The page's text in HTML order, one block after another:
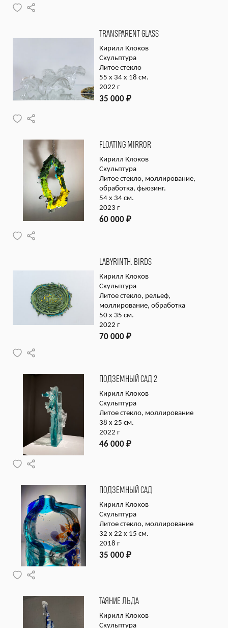
TRANSPARENT GLASS
Кирилл Клоков
Скульптура
Литое стекло
55 x 34 x 18 см.
2022 г
35 000 ₽
FLOATING MIRROR
Кирилл Клоков
Скульптура
Литое стекло, моллирование,
обработка, фьюзинг.
54 x 34 см.
2023 г
60 000 ₽
LABYRINTH. BIRDS
Кирилл Клоков
Скульптура
Литое стекло, рельеф,
моллирование, обработка
50 x 35 см.
2022 г
70 000 ₽
ПОДЗЕМНЫЙ САД 2
Кирилл Клоков
Скульптура
Литое стекло, моллирование
38 х 25 см.
2022 г
46 000 ₽
ПОДЗЕМНЫЙ САД
Кирилл Клоков
Скульптура
Литое стекло, моллирование
32 x 22 x 15 см.
2018 г
35 000 ₽
ТАЯНИЕ ЛЬДА
Кирилл Клоков
Скульптура